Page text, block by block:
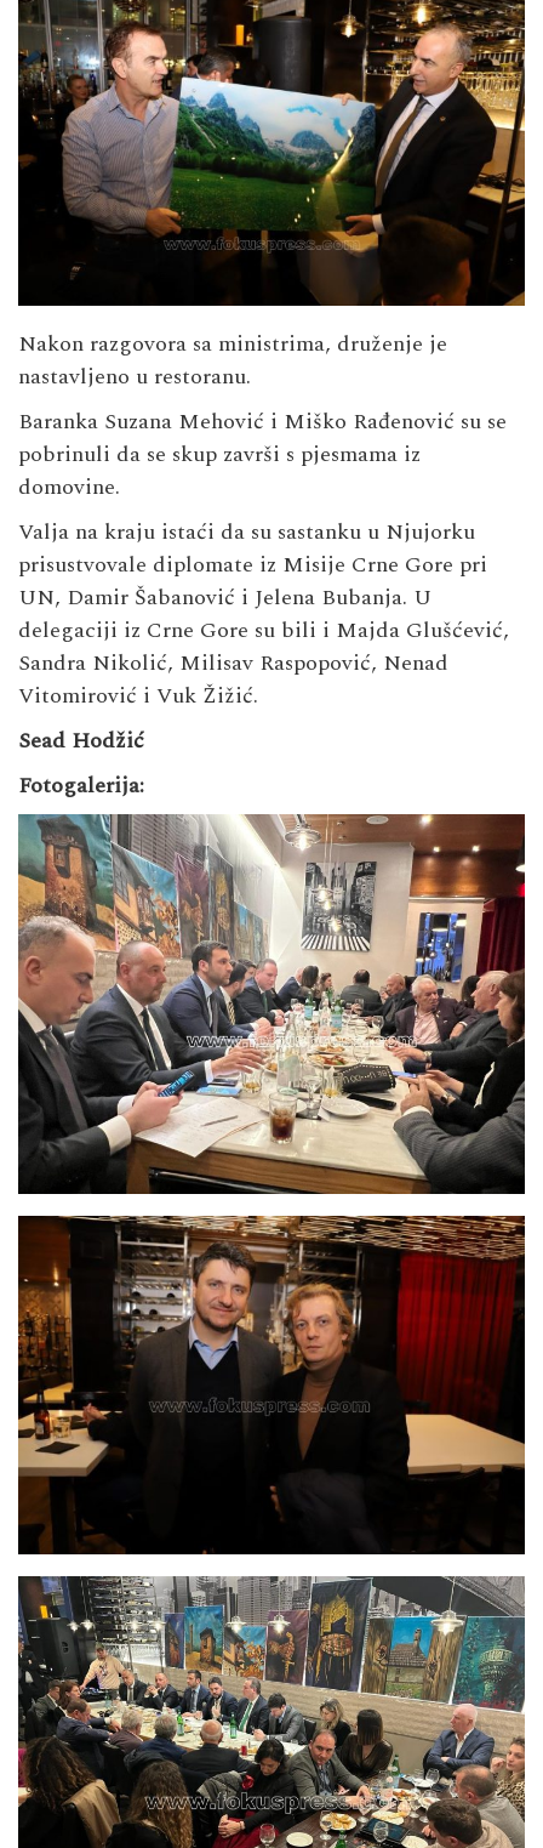
Nakon razgovora sa ministrima, druženje je
nastavljeno u restoranu.
Baranka Suzana Mehović i Miško Rađenović su se
pobrinuli da se skup završi s pjesmama iz
domovine.
Valja na kraju istaći da su sastanku u Njujorku
prisustvovale diplomate iz Misije Crne Gore pri
UN, Damir Šabanović i Jelena Bubanja. U
delegaciji iz Crne Gore su bili i Majda Glušćević,
Sandra Nikolić, Milisav Raspopović, Nenad
Vitomirović i Vuk Žižić.
Sead Hodžić
Fotogalerija: